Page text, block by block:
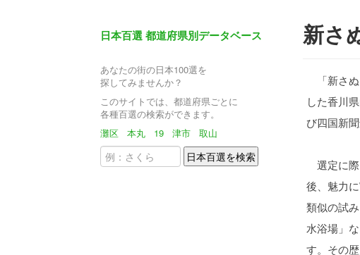
日本百選 都道府県別データベース
あなたの街の日本100選を
探してみませんか？
このサイトでは、都道府県ごとに
各種百選の検索ができます。
灘区
本丸 19 津市 取山
新さ
「新さぬ
した香川
び四国新
選定に際
後、魅力
類似の試
水浴場」
す。その